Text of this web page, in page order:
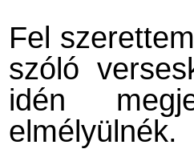
Fel
szóló
idén